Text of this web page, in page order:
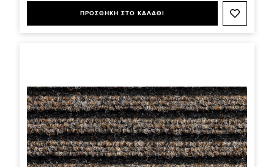
ΠΡΟΣΘΗΚΗ ΣΤΟ ΚΑΛΑΘΙ